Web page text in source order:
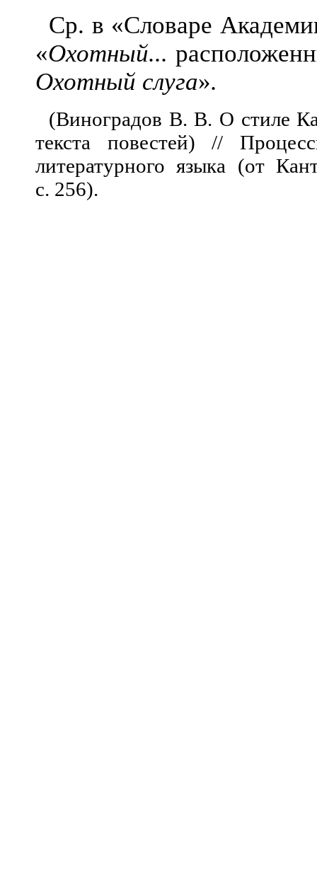
Ср. в «Словаре
«Охотный...
Охотный слуга».
(Виноградов В. В. О стиле
текста повестей) //
литературного языка (от
с. 256).